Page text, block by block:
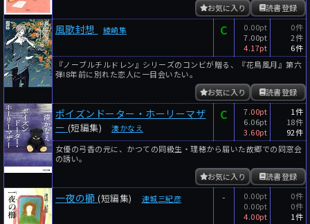
読書登録
お気に入り
風歌封想 綾崎隼 C
0.00pt
7.00pt
4.17pt
0件
2件
6件
『ノーブルチルドレン』シリーズのコンビが贈る、『花鳥風月』第六
弾!8年前に別れた恋人に一目会いたい。
読書登録
お気に入り
ポイズンドーター・ホーリーマザ
ー (短編集) 湊かなえ
C
7.00pt
6.06pt
3.60pt
1件
18件
92件
女優の弓香の元に、かつての同級生・理穂から届いた故郷での同窓会
の誘い。
読書登録
お気に入り
一夜の櫛 (短編集) 連城三紀彦 -
0.00pt
0.00pt
4.00pt
0件
0件
1件